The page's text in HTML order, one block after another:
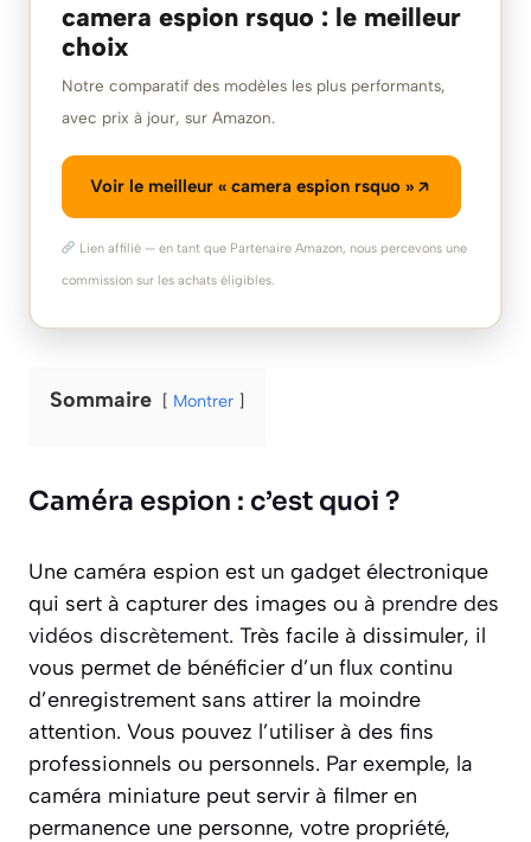
camera espion rsquo : le meilleur
choix
Notre comparatif des modèles les plus performants,
avec prix à jour, sur Amazon.
Voir le meilleur « camera espion rsquo »
Lien affilié — en tant que Partenaire Amazon, nous percevons une
commission sur les achats éligibles.
Sommaire Montrer
Caméra espion : c’est quoi ?
Une caméra espion est un gadget électronique
qui sert à capturer des images ou à prendre des
vidéos discrètement. Très facile à dissimuler, il
vous permet de bénéficier d’un flux continu
d’enregistrement sans attirer la moindre
attention. Vous pouvez l’utiliser à des fins
professionnels ou personnels. Par exemple, la
caméra miniature peut servir à filmer en
permanence une personne, votre propriété,